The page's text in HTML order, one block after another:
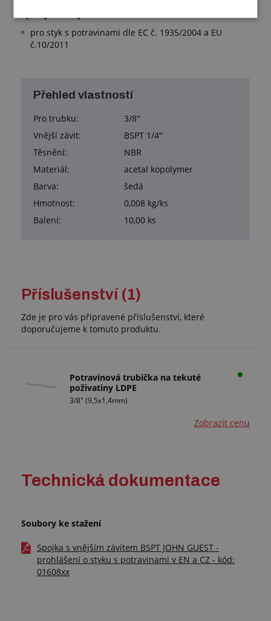
pro styk s potravinami dle EC č. 1935/2004 a EU
č.10/2011
Přehled vlastností
Pro trubku:
3/8"
Vnější závit:
BSPT 1/4"
Těsnění:
NBR
Materiál:
acetal kopolymer
Barva:
šedá
Hmotnost:
0,008 kg/ks
Balení:
10,00 ks
Příslušenství (1)
Zde je pro vás připravené příslušenství, které
doporučujeme k tomuto produktu.
Potravinová trubička na tekuté
poživatiny LDPE
3/8" (9,5x1,4mm)
Zobrazit cenu
Technická dokumentace
Soubory ke stažení
Spojka s vnějším závitem BSPT JOHN GUEST -
prohlášení o styku s potravinami v EN a CZ - kód:
01608xx